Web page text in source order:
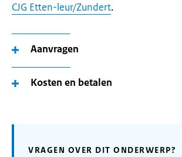
CJG Etten-leur/Zundert.
Aanvragen
Kosten en betalen
VRAGEN OVER DIT ONDERWERP?